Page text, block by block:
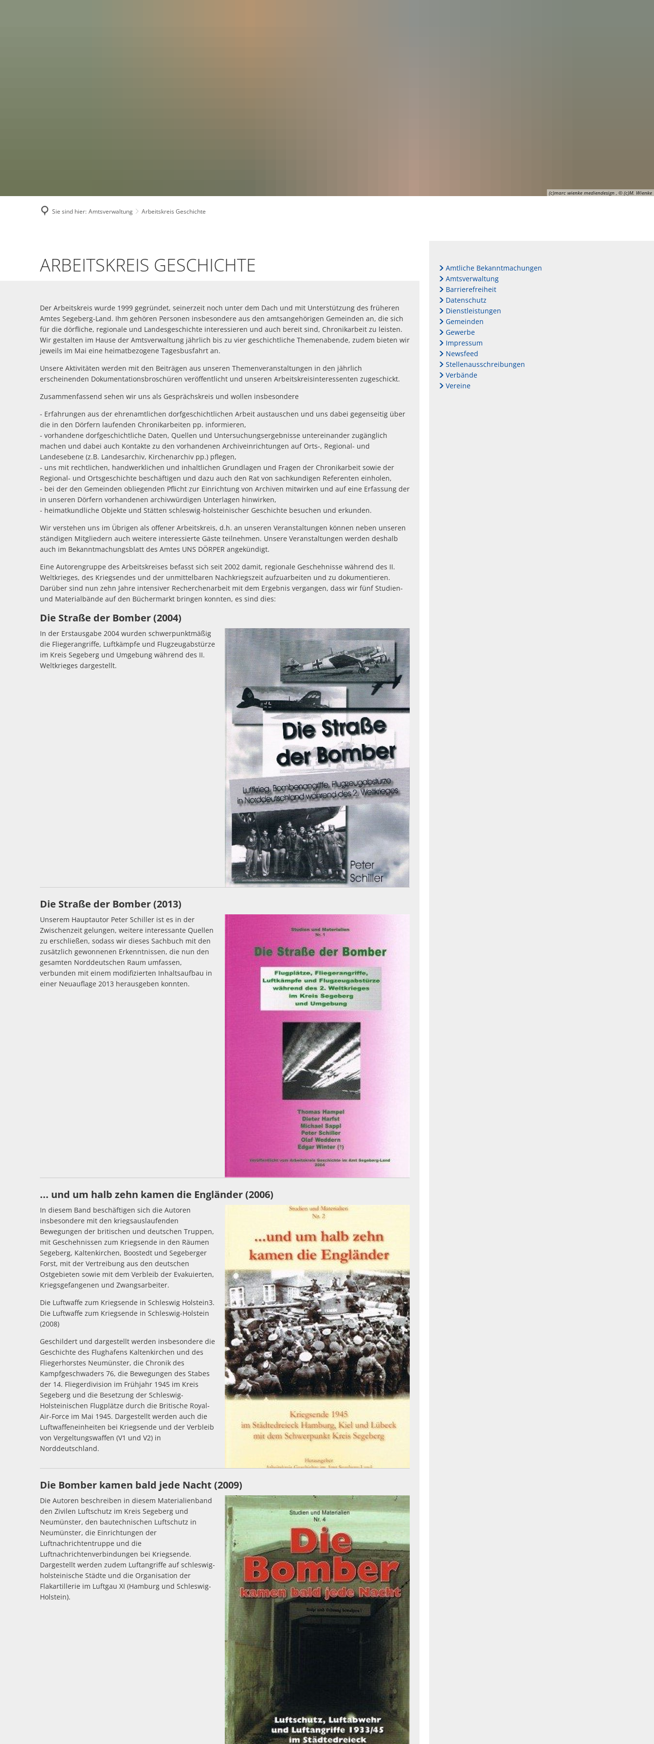
(c)marc wienke mediendesign , © (c)M. Wienke
Sie sind hier: Amtsverwaltung Arbeitskreis Geschichte
Arbeitskreis
Geschichte
ARBEITSKREIS GESCHICHTE
Der Arbeitskreis wurde 1999 gegründet, seinerzeit noch unter dem Dach und mit Unterstützung des früheren
Amtes Segeberg-Land. Ihm gehören Personen insbesondere aus den amtsangehörigen Gemeinden an, die sich
für die dörfliche, regionale und Landesgeschichte interessieren und auch bereit sind, Chronikarbeit zu leisten.
Wir gestalten im Hause der Amtsverwaltung jährlich bis zu vier geschichtliche Themenabende, zudem bieten wir
jeweils im Mai eine heimatbezogene Tagesbusfahrt an.
Unsere Aktivitäten werden mit den Beiträgen aus unseren Themenveranstaltungen in den jährlich
erscheinenden Dokumentationsbroschüren veröffentlicht und unseren Arbeitskreisinteressenten zugeschickt.
Zusammenfassend sehen wir uns als Gesprächskreis und wollen insbesondere
- Erfahrungen aus der ehrenamtlichen dorfgeschichtlichen Arbeit austauschen und uns dabei gegenseitig über
die in den Dörfern laufenden Chronikarbeiten pp. informieren,
- vorhandene dorfgeschichtliche Daten, Quellen und Untersuchungsergebnisse untereinander zugänglich
machen und dabei auch Kontakte zu den vorhandenen Archiveinrichtungen auf Orts-, Regional- und
Landesebene (z.B. Landesarchiv, Kirchenarchiv pp.) pflegen,
- uns mit rechtlichen, handwerklichen und inhaltlichen Grundlagen und Fragen der Chronikarbeit sowie der
Regional- und Ortsgeschichte beschäftigen und dazu auch den Rat von sachkundigen Referenten einholen,
- bei der den Gemeinden obliegenden Pflicht zur Einrichtung von Archiven mitwirken und auf eine Erfassung der
in unseren Dörfern vorhandenen archivwürdigen Unterlagen hinwirken,
- heimatkundliche Objekte und Stätten schleswig-holsteinischer Geschichte besuchen und erkunden.
Wir verstehen uns im Übrigen als offener Arbeitskreis, d.h. an unseren Veranstaltungen können neben unseren
ständigen Mitgliedern auch weitere interessierte Gäste teilnehmen. Unsere Veranstaltungen werden deshalb
auch im Bekanntmachungsblatt des Amtes UNS DÖRPER angekündigt.
Eine Autorengruppe des Arbeitskreises befasst sich seit 2002 damit, regionale Geschehnisse während des II.
Weltkrieges, des Kriegsendes und der unmittelbaren Nachkriegszeit aufzuarbeiten und zu dokumentieren.
Darüber sind nun zehn Jahre intensiver Recherchenarbeit mit dem Ergebnis vergangen, dass wir fünf Studien-
und Materialbände auf den Büchermarkt bringen konnten, es sind dies:
Die Straße der Bomber (2004)
In der Erstausgabe 2004 wurden schwerpunktmäßig
die Fliegerangriffe, Luftkämpfe und Flugzeugabstürze
im Kreis Segeberg und Umgebung während des II.
Weltkrieges dargestellt.
Die Straße der Bomber (2013)
Unserem Hauptautor Peter Schiller ist es in der
Zwischenzeit gelungen, weitere interessante Quellen
zu erschließen, sodass wir dieses Sachbuch mit den
zusätzlich gewonnenen Erkenntnissen, die nun den
gesamten Norddeutschen Raum umfassen,
verbunden mit einem modifizierten Inhaltsaufbau in
einer Neuauflage 2013 herausgeben konnten.
... und um halb zehn kamen die Engländer (2006)
In diesem Band beschäftigen sich die Autoren
insbesondere mit den kriegsauslaufenden
Bewegungen der britischen und deutschen Truppen,
mit Geschehnissen zum Kriegsende in den Räumen
Segeberg, Kaltenkirchen, Boostedt und Segeberger
Forst, mit der Vertreibung aus den deutschen
Ostgebieten sowie mit dem Verbleib der Evakuierten,
Kriegsgefangenen und Zwangsarbeiter.
Die Luftwaffe zum Kriegsende in Schleswig Holstein3.
Die Luftwaffe zum Kriegsende in Schleswig-Holstein
(2008)
Geschildert und dargestellt werden insbesondere die
Geschichte des Flughafens Kaltenkirchen und des
Fliegerhorstes Neumünster, die Chronik des
Kampfgeschwaders 76, die Bewegungen des Stabes
der 14. Fliegerdivision im Frühjahr 1945 im Kreis
Segeberg und die Besetzung der Schleswig-
Holsteinischen Flugplätze durch die Britische Royal-
Air-Force im Mai 1945. Dargestellt werden auch die
Luftwaffeneinheiten bei Kriegsende und der Verbleib
von Vergeltungswaffen (V1 und V2) in
Norddeutschland.
Die Bomber kamen bald jede Nacht (2009)
Die Autoren beschreiben in diesem Materialienband
den Zivilen Luftschutz im Kreis Segeberg und
Neumünster, den bautechnischen Luftschutz in
Neumünster, die Einrichtungen der
Luftnachrichtentruppe und die
Luftnachrichtenverbindungen bei Kriegsende.
Dargestellt werden zudem Luftangriffe auf schleswig-
holsteinische Städte und die Organisation der
Flakartillerie im Luftgau XI (Hamburg und Schleswig-
Holstein).
Amtliche Bekanntmachungen
Amtsverwaltung
Barrierefreiheit
Datenschutz
Dienstleistungen
Gemeinden
Gewerbe
Impressum
Newsfeed
Stellenausschreibungen
Verbände
Vereine